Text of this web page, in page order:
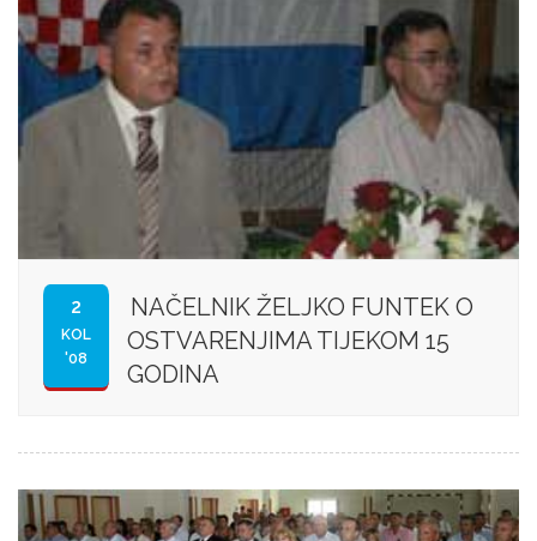
2
KOL
'08
NAČELNIK ŽELJKO FUNTEK O
OSTVARENJIMA TIJEKOM 15
GODINA